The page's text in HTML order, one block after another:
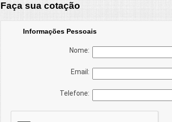
Faça sua cotação
Informações Pessoais
Nome:
Email:
Telefone: